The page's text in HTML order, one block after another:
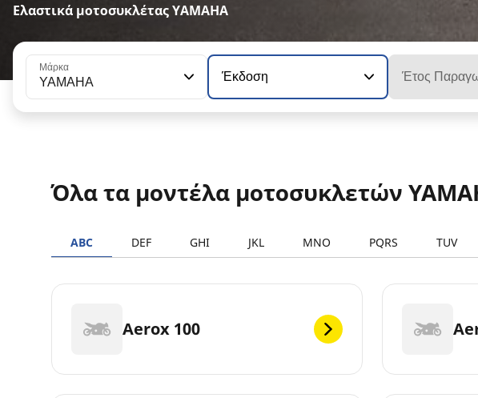
Ελαστικά μοτοσυκλέτας YAMAHA
Μάρκα
YAMAHA Έκδοση Έτος
Όλα τα μοντέλα μοτοσυκλετών
ABC DEF GHI JKL MNO PQRS TUV
Aerox 100